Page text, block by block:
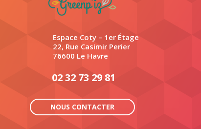
Espace Coty – 1er Étage
22, Rue Casimir Perier
76600 Le Havre
02 32 73 29 81
NOUS CONTACTER